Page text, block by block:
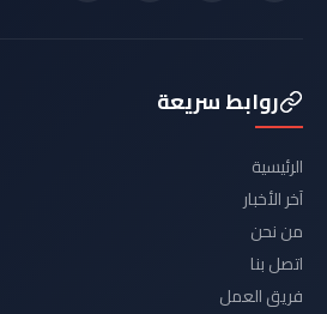
روابط سريعة
الرئيسية
آخر الأخبار
من نحن
اتصل بنا
فريق العمل